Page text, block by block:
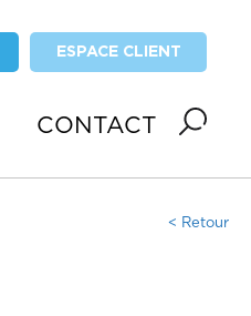
ESPACE CLIENT
CONTACT
< Retour